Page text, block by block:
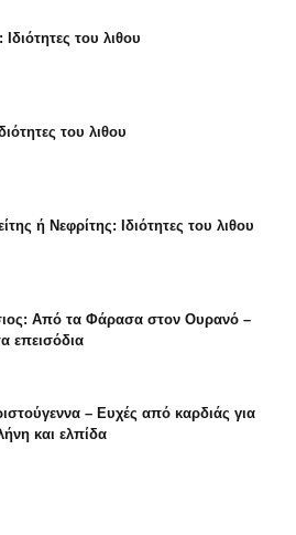
του λιθου
του λιθου
ή Νεφρίτης: Ιδιότητες του λιθου
Από τα Φάρασα στον Ουρανό –
επεισόδια
– Ευχές από καρδιάς για
και ελπίδα